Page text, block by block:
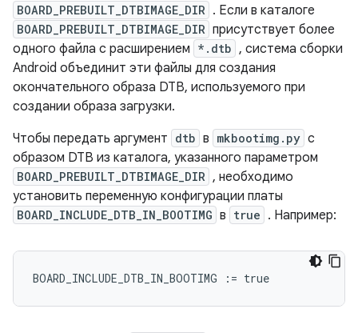
BOARD_PREBUILT_DTBIMAGE_DIR . Если в каталоге
BOARD_PREBUILT_DTBIMAGE_DIR присутствует более
одного файла с расширением *.dtb , система сборки
Android объединит эти файлы для создания
окончательного образа DTB, используемого при
создании образа загрузки.
Чтобы передать аргумент dtb в mkbootimg.py с
образом DTB из каталога, указанного параметром
BOARD_PREBUILT_DTBIMAGE_DIR , необходимо
установить переменную конфигурации платы
BOARD_INCLUDE_DTB_IN_BOOTIMG в true . Например:
BOARD_INCLUDE_DTB_IN_BOOTIMG := true